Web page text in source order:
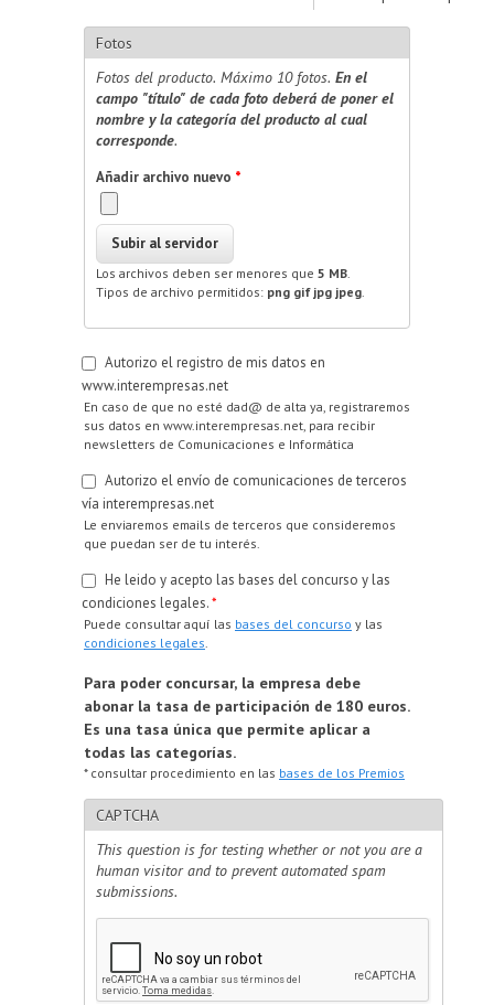
Fotos
Fotos del producto. Máximo 10 fotos. En el
campo "título" de cada foto deberá de poner el
nombre y la categoría del producto al cual
corresponde.
Añadir archivo nuevo *
Los archivos deben ser menores que 5 MB
Tipos de archivo permitidos: png gif jpg jpeg
Autorizo el registro de mis datos en
www.interempresas.net
En caso de que no esté dad@ de alta ya, registraremos
sus datos en www.interempresas.net, para recibir
newsletters de Comunicaciones e Informática
Autorizo el envío de comunicaciones de terceros
vía interempresas.net
Le enviaremos emails de terceros que consideremos
que puedan ser de tu interés.
He leido y acepto las bases del concurso y las
condiciones legales.*
Puede consultar aquí las bases del concurso y las
condiciones legales
Para poder concursar, la empresa debe
abonar la tasa de participación de 180 euros.
Es una tasa única que permite aplicar a
todas las categorías.
* consultar procedimiento en las bases de los Premios
CAPTCHA
This question is for testing whether or not you are a
human visitor and to prevent automated spam
submissions.